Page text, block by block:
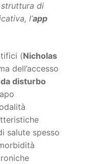
di
l’app
(Nicholas
dell’accesso
disturbo
salute spesso